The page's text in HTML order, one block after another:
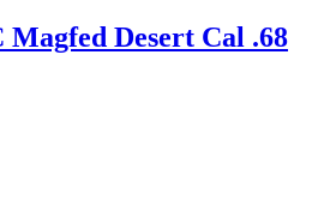
Desert Cal .68